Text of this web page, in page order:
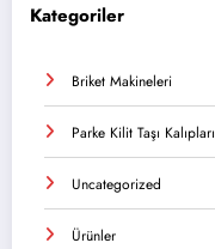
Kategoriler
Briket Makineleri
Parke Kilit Taşı Kalıpları
Uncategorized
Ürünler